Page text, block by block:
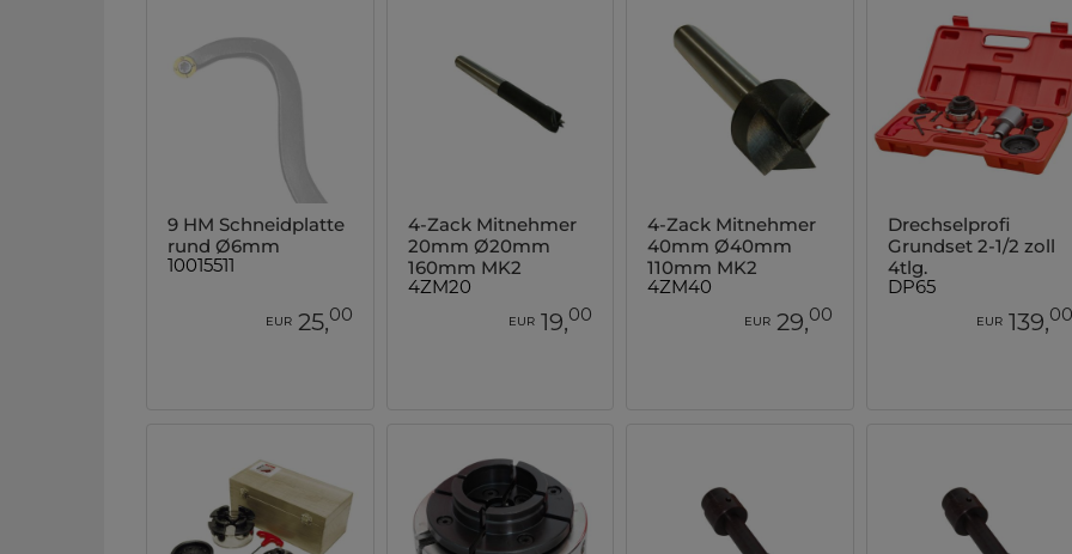
9 HM Schneidplatte
rund Ø6mm
10015511
EUR 25,00
4-Zack Mitnehmer
20mm Ø20mm
160mm MK2
4ZM20
EUR 19,00
4-Zack Mitnehmer
40mm Ø40mm
110mm MK2
4ZM40
EUR 29,00
Drechselprofi
Grundset 2-1/2 zoll
4tlg.
DP65
EUR 139,00